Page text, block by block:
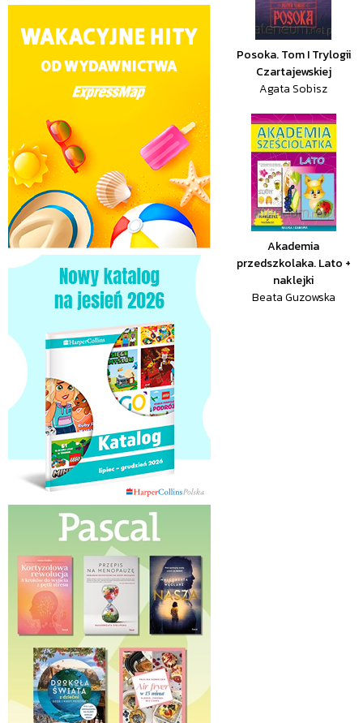
Posoka. Tom I Trylogii
Czartajewskiej
Agata Sobisz
Akademia
przedszkolaka. Lato +
naklejki
Beata Guzowska